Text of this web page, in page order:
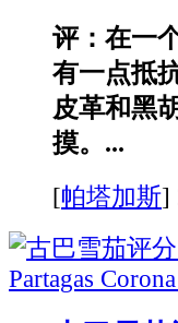
评：在一
有一点抵
皮革和黑
摸。...
[帕塔加斯]